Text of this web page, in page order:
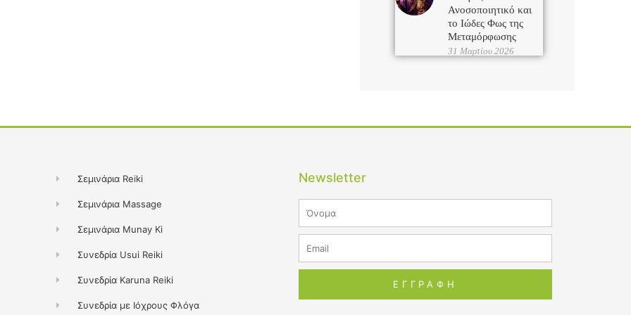
Ανοσοποιητικό και
το Ιώδες Φως της
Μεταμόρφωσης
31 Μαρτίου 2026
Σεμινάρια Reiki
Σεμινάρια Massage
Σεμινάρια Munay Ki
Συνεδρία Usui Reiki
Συνεδρία Karuna Reiki
Συνεδρία με Ιόχρους Φλόγα
Newsletter
Name
Email
ΕΓΓΡΑΦΗ